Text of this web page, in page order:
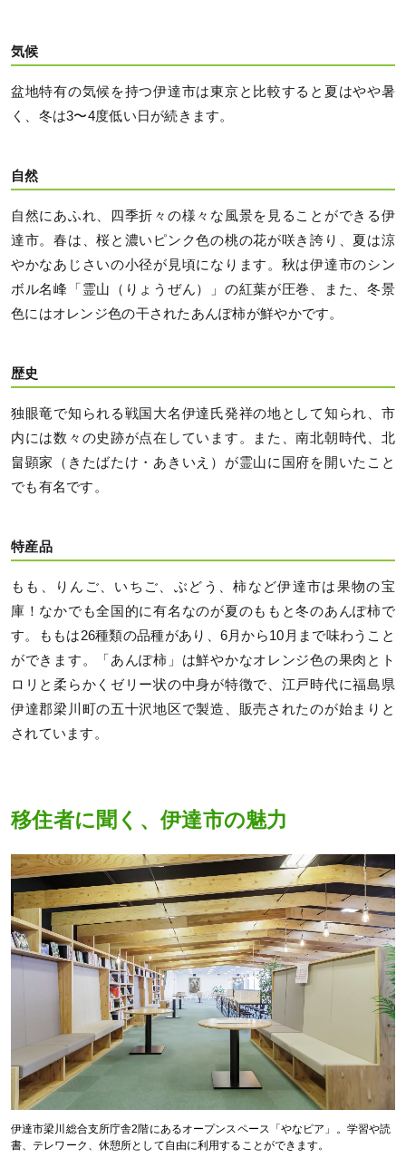
気候
盆地特有の気候を持つ伊達市は東京と比較すると夏はやや暑
く、冬は3〜4度低い日が続きます。
自然
自然にあふれ、四季折々の様々な風景を見ることができる伊
達市。春は、桜と濃いピンク色の桃の花が咲き誇り、夏は涼
やかなあじさいの小径が見頃になります。秋は伊達市のシン
ボル名峰「霊山（りょうぜん）」の紅葉が圧巻、また、冬景
色にはオレンジ色の干されたあんぽ柿が鮮やかです。
歴史
独眼竜で知られる戦国大名伊達氏発祥の地として知られ、市
内には数々の史跡が点在しています。また、南北朝時代、北
畠顕家（きたばたけ・あきいえ）が霊山に国府を開いたこと
でも有名です。
特産品
もも、りんご、いちご、ぶどう、柿など伊達市は果物の宝
庫！なかでも全国的に有名なのが夏のももと冬のあんぽ柿で
す。ももは26種類の品種があり、6月から10月まで味わうこと
ができます。「あんぽ柿」は鮮やかなオレンジ色の果肉とト
ロリと柔らかくゼリー状の中身が特徴で、江戸時代に福島県
伊達郡梁川町の五十沢地区で製造、販売されたのが始まりと
されています。
移住者に聞く、伊達市の魅力
伊達市梁川総合支所庁舎2階にあるオープンスペース「やなピア」。学習や読
書、テレワーク、休憩所として自由に利用することができます。